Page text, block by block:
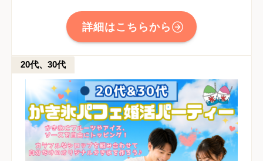
詳細はこちらから
20代、30代